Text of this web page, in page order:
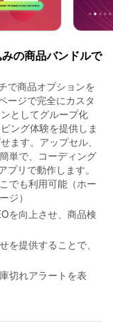
の商品バンドルで
で商品オプションを
ージで完全にカスタ
としてグループ化
ング体験を提供しま
ます。アップセル、
単で、コーディング
リで動作します。
でも利用可能（ホー
ジ）
を向上させ、商品検
を提供することで、
切れアラートを表